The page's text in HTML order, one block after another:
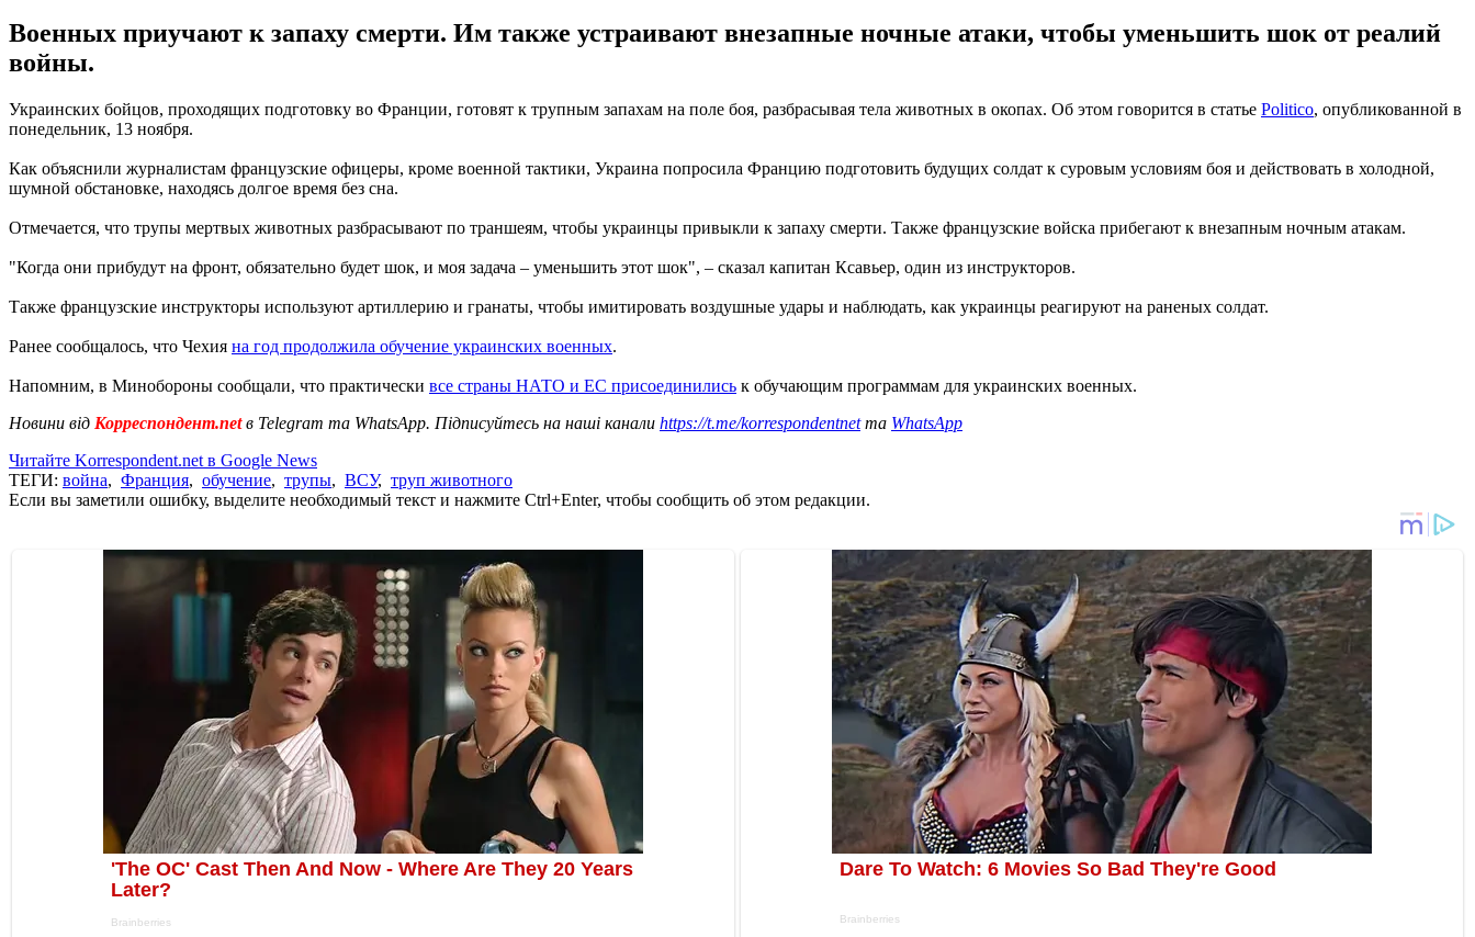
Военных приучают к запаху смерти. Им также устраивают внезапные ночные атаки, чтобы уменьшить шок от реалий
войны.
Украинских бойцов, проходящих подготовку во Франции, готовят к трупным запахам на поле боя, разбрасывая тела животных в окопах. Об этом говорится в статье Politico, опубликованной в
понедельник, 13 ноября.
Как объяснили журналистам французские офицеры, кроме военной тактики, Украина попросила Францию подготовить будущих солдат к суровым условиям боя и действовать в холодной,
шумной обстановке, находясь долгое время без сна.
Отмечается, что трупы мертвых животных разбрасывают по траншеям, чтобы украинцы привыкли к запаху смерти. Также французские войска прибегают к внезапным ночным атакам.
"Когда они прибудут на фронт, обязательно будет шок, и моя задача – уменьшить этот шок", – сказал капитан Ксавьер, один из инструкторов.
Также французские инструкторы используют артиллерию и гранаты, чтобы имитировать воздушные удары и наблюдать, как украинцы реагируют на раненых солдат.
Ранее сообщалось, что Чехия на год продолжила обучение украинских военных.
Напомним, в Минобороны сообщали, что практически все страны НАТО и ЕС присоединились к обучающим программам для украинских военных.
Новини від Корреспондент.netв Telegram та WhatsApp. Підписуйтесь на наші канали https://t.me/korrespondentnetта WhatsApp
Читайте Korrespondent.net в Google News
ТЕГИ: война, Франция, обучение, трупы, ВСУ, труп животного
Если вы заметили ошибку, выделите необходимый текст и нажмите Ctrl+Enter, чтобы сообщить об этом редакции.